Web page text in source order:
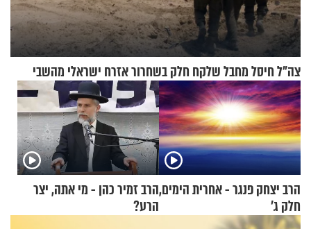
צה"ל חיסל מחבל שלקח חלק בשחרור אזרח ישראלי מהשבי
הרב יצחק פנגר - אחרית הימים,
חלק ג’
הרב זמיר כהן - מי אתה, יצר
הרע?